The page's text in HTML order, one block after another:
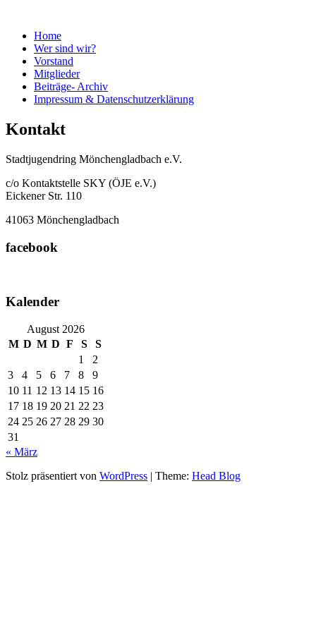
Home
Wer sind wir?
Vorstand
Mitglieder
Beiträge- Archiv
Impressum & Datenschutzerklärung
Kontakt
Stadtjugendring Mönchengladbach e.V.
c/o Kontaktstelle SKY (ÖJE e.V.)
Eickener Str. 110
41063 Mönchengladbach
facebook
Kalender
August 2026
M D M D F S
S
1
2
3
4 5 6 7 8
9
10 11 12 13 14 15 16
17 18 19 20 21 22 23
24 25 26 27 28 29 30
31
« März
Stolz präsentiert von WordPress | Theme: Head Blog